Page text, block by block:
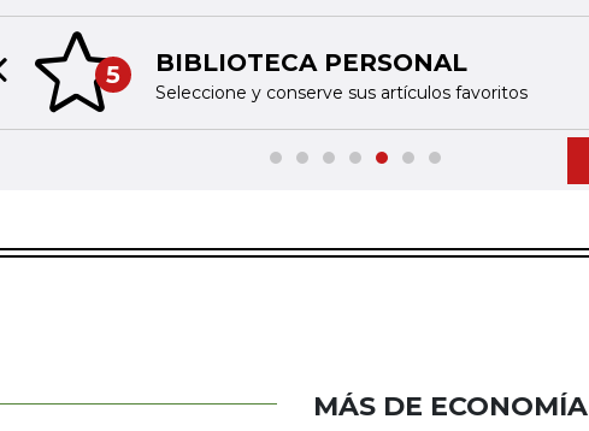
5 BIBLIOTECA PERSONAL
Seleccione y conserve sus artículos favoritos
slide
MÁS DE ECONOMÍA